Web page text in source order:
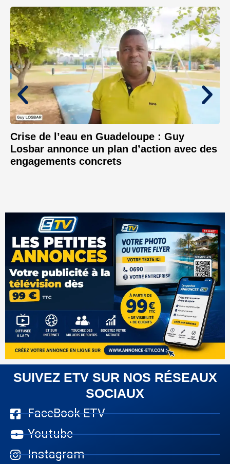
Crise de l’eau en Guadeloupe : Guy
Losbar annonce un plan d’action avec des
engagements concrets
SUIVEZ ETV SUR NOS RÉSEAUX
SOCIAUX
FaceBook ETV
Youtube
Instagram